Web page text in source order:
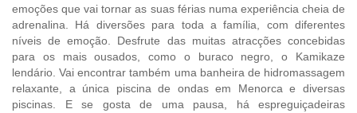
emoções que vai tornar as suas férias numa experiência cheia de
adrenalina. Há diversões para toda a família, com diferentes
níveis de emoção. Desfrute das muitas atracções concebidas
para os mais ousados, como o buraco negro, o Kamikaze
lendário. Vai encontrar também uma banheira de hidromassagem
relaxante, a única piscina de ondas em Menorca e diversas
piscinas. E se gosta de uma pausa, há espreguiçadeiras